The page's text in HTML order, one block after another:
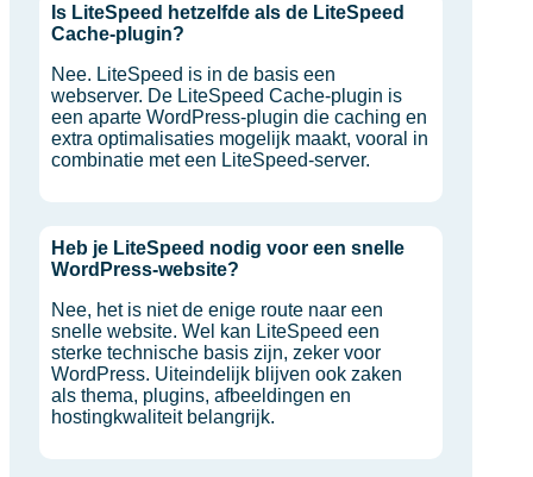
Is LiteSpeed hetzelfde als de LiteSpeed
Cache-plugin?
Nee. LiteSpeed is in de basis een
webserver. De LiteSpeed Cache-plugin is
een aparte WordPress-plugin die caching en
extra optimalisaties mogelijk maakt, vooral in
combinatie met een LiteSpeed-server.
Heb je LiteSpeed nodig voor een snelle
WordPress-website?
Nee, het is niet de enige route naar een
snelle website. Wel kan LiteSpeed een
sterke technische basis zijn, zeker voor
WordPress. Uiteindelijk blijven ook zaken
als thema, plugins, afbeeldingen en
hostingkwaliteit belangrijk.